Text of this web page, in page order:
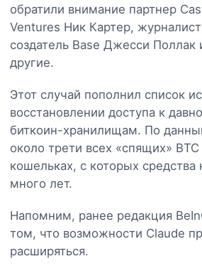
обратили внимание партнер
Ventures Ник Картер,
создатель Base Джесси Поллак
другие.
Этот случай пополнил список
восстановлении доступа к
биткоин-хранилищам. По
около трети всех «спящих»
кошельках, с которых
много лет.
Напомним, ранее редакция
том, что возможности Claude
расширяться.